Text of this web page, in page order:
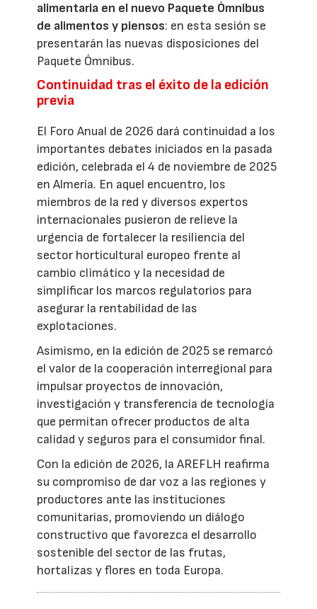
alimentaria en el nuevo Paquete Ómnibus
de alimentos y piensos: en esta sesión se
presentarán las nuevas disposiciones del
Paquete Ómnibus.
Continuidad tras el éxito de la edición
previa
El Foro Anual de 2026 dará continuidad a los
importantes debates iniciados en la pasada
edición, celebrada el 4 de noviembre de 2025
en Almería. En aquel encuentro, los
miembros de la red y diversos expertos
internacionales pusieron de relieve la
urgencia de fortalecer la resiliencia del
sector horticultural europeo frente al
cambio climático y la necesidad de
simplificar los marcos regulatorios para
asegurar la rentabilidad de las
explotaciones.
Asimismo, en la edición de 2025 se remarcó
el valor de la cooperación interregional para
impulsar proyectos de innovación,
investigación y transferencia de tecnología
que permitan ofrecer productos de alta
calidad y seguros para el consumidor final.
Con la edición de 2026, la AREFLH reafirma
su compromiso de dar voz a las regiones y
productores ante las instituciones
comunitarias, promoviendo un diálogo
constructivo que favorezca el desarrollo
sostenible del sector de las frutas,
hortalizas y flores en toda Europa.